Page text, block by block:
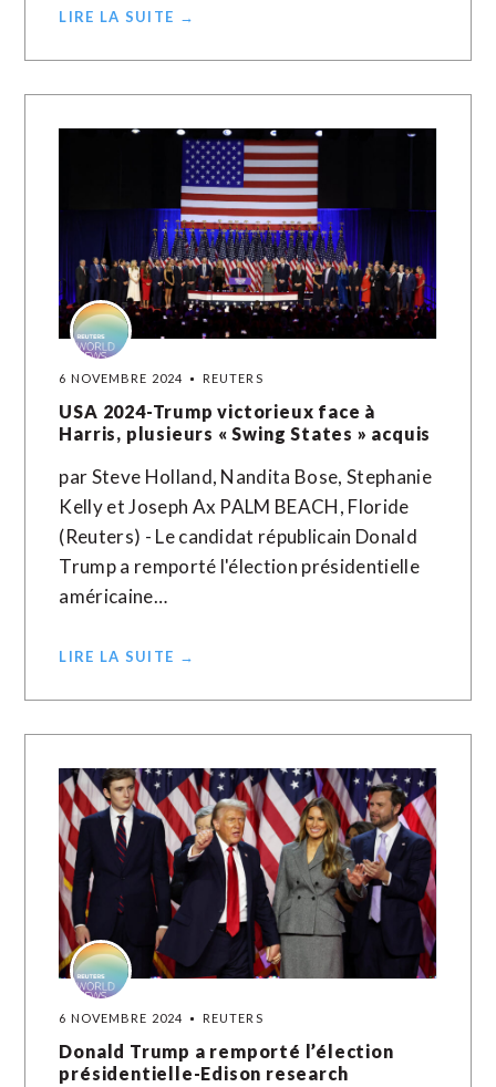
LIRE LA SUITE →
6 NOVEMBRE 2024 REUTERS
USA 2024-Trump victorieux face à
Harris, plusieurs « Swing States » acquis
par Steve Holland, Nandita Bose, Stephanie
Kelly et Joseph Ax PALM BEACH, Floride
(Reuters) - Le candidat républicain Donald
Trump a remporté l'élection présidentielle
américaine…
LIRE LA SUITE →
6 NOVEMBRE 2024 REUTERS
Donald Trump a remporté l’élection
présidentielle-Edison research